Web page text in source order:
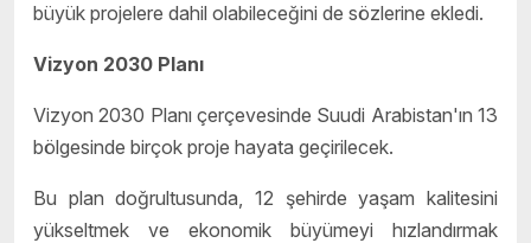
büyük projelere dahil olabileceğini de sözlerine ekledi.
Vizyon 2030 Planı
Vizyon 2030 Planı çerçevesinde Suudi Arabistan'ın 13
bölgesinde birçok proje hayata geçirilecek.
Bu plan doğrultusunda, 12 şehirde yaşam kalitesini
yükseltmek ve ekonomik büyümeyi hızlandırmak